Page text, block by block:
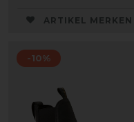
ARTIKEL MERKEN
-10%